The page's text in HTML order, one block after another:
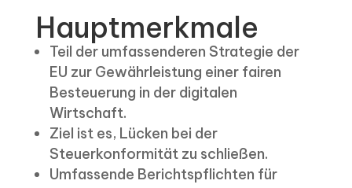
Hauptmerkmale
Teil der umfassenderen Strategie der
EU zur Gewährleistung einer fairen
Besteuerung in der digitalen
Wirtschaft.
Ziel ist es, Lücken bei der
Steuerkonformität zu schließen.
Umfassende Berichtspflichten für